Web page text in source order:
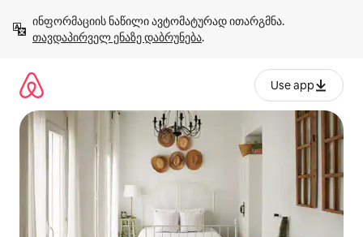
გადასვლა
თავდაპირველ ენაზე დაბრუნება.
Use app